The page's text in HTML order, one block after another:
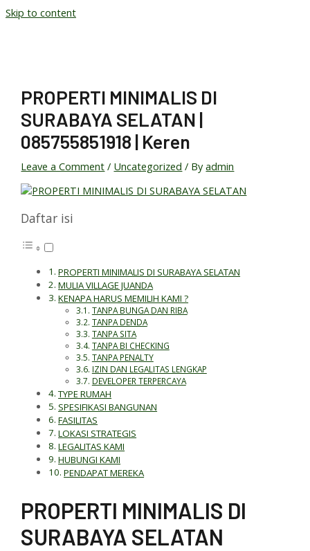
Skip to content
PROPERTI MINIMALIS DI
SURABAYA SELATAN |
085755851918 | Keren
Leave a Comment / Uncategorized / Byadmin
Daftar isi
PROPERTI MINIMALIS DI SURABAYA SELATAN
MULIA VILLAGE JUANDA
KENAPA HARUS MEMILIH KAMI ?
TANPA BUNGA DAN RIBA
TANPA DENDA
TANPA SITA
TANPA BI CHECKING
TANPA PENALTY
IZIN DAN LEGALITAS LENGKAP
DEVELOPER TERPERCAYA
TYPE RUMAH
SPESIFIKASI BANGUNAN
FASILITAS
LOKASI STRATEGIS
LEGALITAS KAMI
HUBUNGI KAMI
PENDAPAT MEREKA
PROPERTI MINIMALIS DI
SURABAYA SELATAN